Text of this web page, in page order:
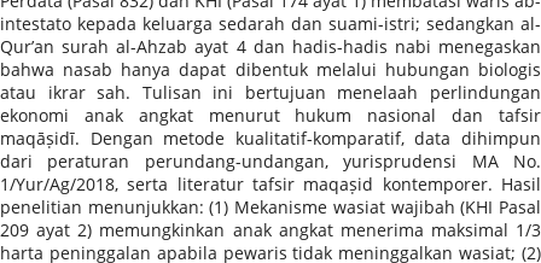
intestato kepada keluarga sedarah dan suami-istri; sedangkan al-
Qur’an surah al-Ahzab ayat 4 dan hadis-hadis nabi menegaskan
bahwa nasab hanya dapat dibentuk melalui hubungan biologis
atau ikrar sah. Tulisan ini bertujuan menelaah perlindungan
ekonomi anak angkat menurut hukum nasional dan tafsir
maqāṣidī. Dengan metode kualitatif-komparatif, data dihimpun
dari peraturan perundang-undangan, yurisprudensi MA No.
1/Yur/Ag/2018, serta literatur tafsir maqaṣid kontemporer. Hasil
penelitian menunjukkan: (1) Mekanisme wasiat wajibah (KHI Pasal
209 ayat 2) memungkinkan anak angkat menerima maksimal 1/3
harta peninggalan apabila pewaris tidak meninggalkan wasiat; (2)